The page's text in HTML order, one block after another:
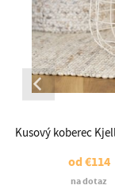
Kusový koberec
od€114
na dotaz